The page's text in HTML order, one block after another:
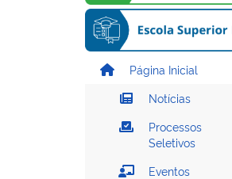
Página Inicial
Notícias
Processos
Seletivos
Eventos